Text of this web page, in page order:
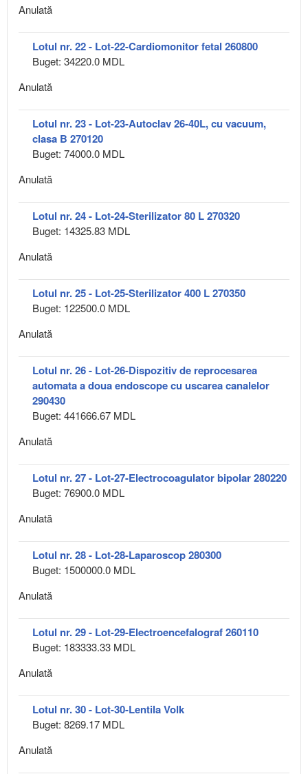
Anulată
Lotul nr. 22 - Lot-22-Cardiomonitor fetal 260800
Buget: 34220.0 MDL
Anulată
Lotul nr. 23 - Lot-23-Autoclav 26-40L, cu vacuum,
clasa B 270120
Buget: 74000.0 MDL
Anulată
Lotul nr. 24 - Lot-24-Sterilizator 80 L 270320
Buget: 14325.83 MDL
Anulată
Lotul nr. 25 - Lot-25-Sterilizator 400 L 270350
Buget: 122500.0 MDL
Anulată
Lotul nr. 26 - Lot-26-Dispozitiv de reprocesarea
automata a doua endoscope cu uscarea canalelor
290430
Buget: 441666.67 MDL
Anulată
Lotul nr. 27 - Lot-27-Electrocoagulator bipolar 280220
Buget: 76900.0 MDL
Anulată
Lotul nr. 28 - Lot-28-Laparoscop 280300
Buget: 1500000.0 MDL
Anulată
Lotul nr. 29 - Lot-29-Electroencefalograf 260110
Buget: 183333.33 MDL
Anulată
Lotul nr. 30 - Lot-30-Lentila Volk
Buget: 8269.17 MDL
Anulată